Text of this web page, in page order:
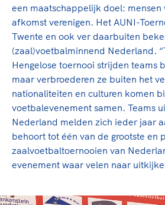
een maatschappelijk doel: mensen
afkomst verenigen. Het AUNI-
Twente en ook ver daarbuiten
(zaal)voetbalminnend Nederland.
Hengelose toernooi strijden teams
maar verbroederen ze buiten het
nationaliteiten en culturen komen
voetbalevenement samen. Teams
Nederland melden zich ieder jaar
behoort tot één van de grootste en
zaalvoetbaltoernooien van
evenement waar velen naar